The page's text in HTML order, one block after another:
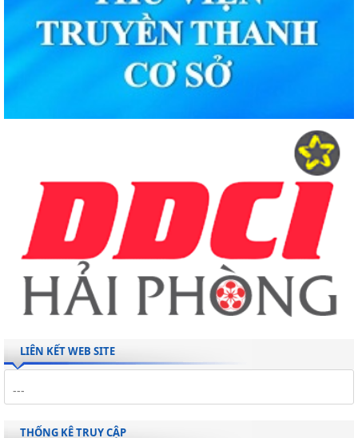
LIÊN KẾT WEB SITE
THỐNG KÊ TRUY CẬP